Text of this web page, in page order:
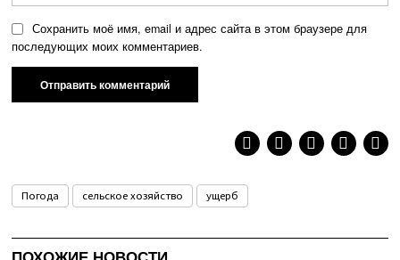
Сохранить моё имя, email и адрес сайта в этом браузере для
последующих моих комментариев.
Погода сельское хозяйство ущерб